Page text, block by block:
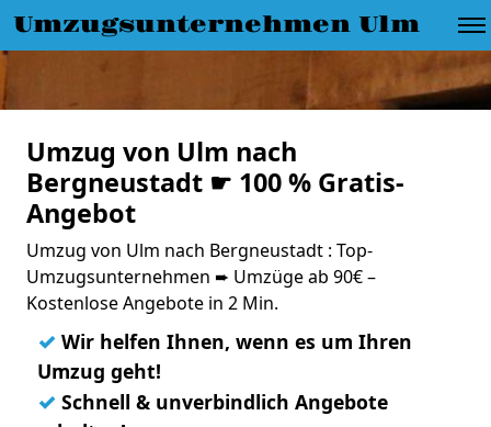
Umzugsunternehmen Ulm
Umzug von Ulm nach
Bergneustadt ☛ 100 % Gratis-
Angebot
Umzug von Ulm nach Bergneustadt : Top-
Umzugsunternehmen ➨ Umzüge ab 90€ –
Kostenlose Angebote in 2 Min.
✓ Wir helfen Ihnen, wenn es um Ihren
Umzug geht!
✓ Schnell & unverbindlich Angebote